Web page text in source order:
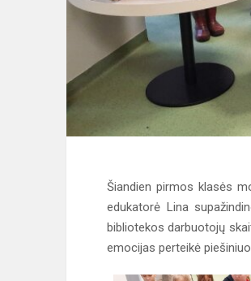
Šiandien pirmos klasės
edukatorė Lina
bibliotekos darbuotojų
emocijas perteikė